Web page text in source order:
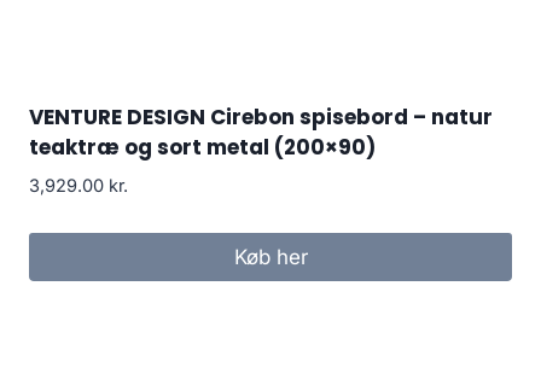
VENTURE DESIGN Cirebon spisebord – natur
teaktræ og sort metal (200×90)
3,929.00 kr.
Køb her